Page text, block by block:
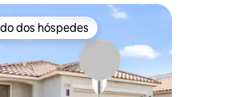
preferidos dos hóspedes
dos hóspedes